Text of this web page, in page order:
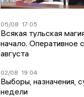
05/08 17:05
Всякая тульская
начало. Оперативное
августа
02/08 19:04
Выборы, назначения,
недели